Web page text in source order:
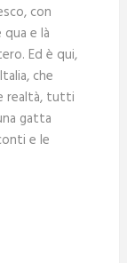
con
e là
Ed è qui,
che
realtà, tutti
gatta
e le